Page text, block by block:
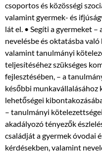
csoportos és közösségi
valamint gyermek- és
lát el. • Segíti a gyermeket –
nevelésbe és oktatásba való
valamint tanulmányi
teljesítéséhez szükséges
fejlesztésében, – a
későbbi munkavállalásához
lehetőségei
– tanulmányi
akadályozó tényezők
családját a gyermek óvodai
kérdésekben, valamint